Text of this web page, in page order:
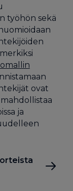
työhön sekä
ovat
ja